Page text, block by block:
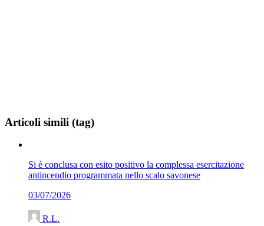
Articoli simili (tag)
Si è conclusa con esito positivo la complessa esercitazione
antincendio programmata nello scalo savonese
03/07/2026
R.L.